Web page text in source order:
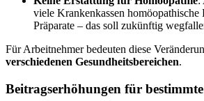
viele Krankenkassen homöopathische
Präparate – das soll zukünftig
Für Arbeitnehmer bedeuten diese
verschiedenen Gesundheitsbereichen.
Beitragserhöhungen für